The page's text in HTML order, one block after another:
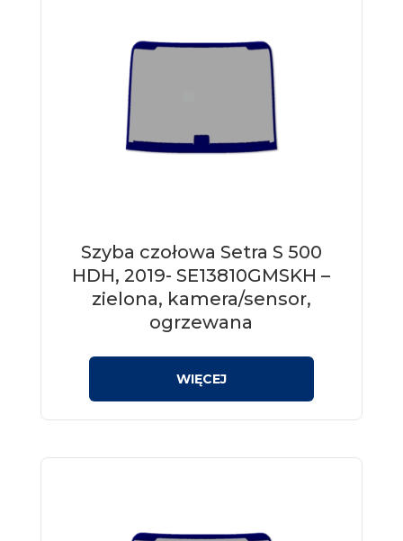
Szyba czołowa Setra S 500
HDH, 2019- SE13810GMSKH –
zielona, kamera/sensor,
ogrzewana